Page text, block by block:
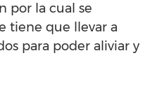
por la cual se
tiene que llevar a
para poder aliviar y